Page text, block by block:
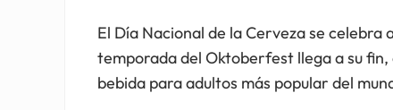
El Día Nacional de la Cerveza se
temporada del Oktoberfest llega a su
bebida para adultos más popular del